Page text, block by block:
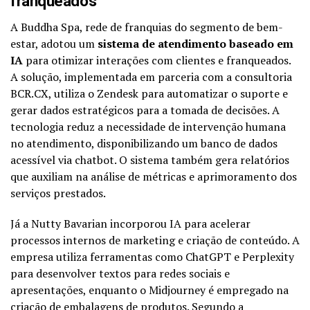
ABuddha Spa, rede de franquias do segmento de bem-
estar, adotou um sistema de atendimento baseado em
IA para otimizar interações com clientes e franqueados.
A solução, implementada em parceria com a consultoria
BCR.CX, utiliza o Zendesk para automatizar o suporte e
gerar dados estratégicos para a tomada de decisões. A
tecnologia reduz a necessidade de intervenção humana
no atendimento, disponibilizando um banco de dados
acessível via chatbot. O sistema também gera relatórios
que auxiliam na análise de métricas e aprimoramento dos
serviços prestados.
Já a Nutty Bavarian incorporou IA para acelerar
processos internos de marketing e criação de conteúdo. A
empresa utiliza ferramentas como ChatGPT e Perplexity
para desenvolver textos para redes sociais e
apresentações, enquanto o Midjourney é empregado na
criação de embalagens de produtos. Segundo a